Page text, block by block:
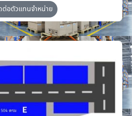
ต่อตัวแทนจำหน่าย